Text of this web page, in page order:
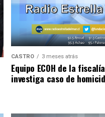
CASTRO 3 meses atrás
Equipo ECOH de la
investiga caso de